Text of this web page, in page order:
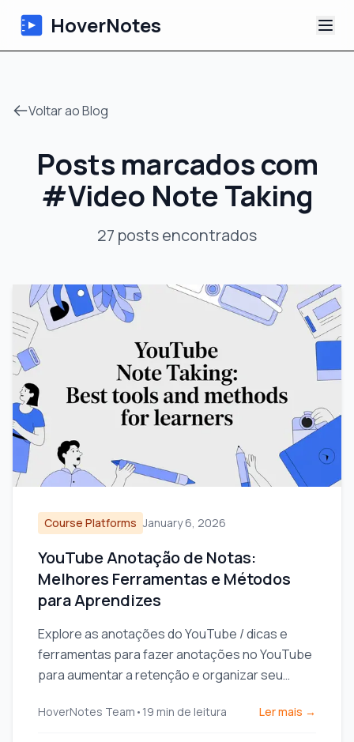
HoverNotes
Notas de Vídeo com IA
Tutoriais
Blog
Voltar ao Blog
Posts marcados com
#Video Note Taking
27 postsencontrados
Course Platforms January 6, 2026
YouTube Anotação de Notas:
Melhores Ferramentas e Métodos
para Aprendizes
Explore as anotações do YouTube / dicas e
ferramentas para fazer anotações no YouTube
para aumentar a retenção e organizar seu
HoverNotes Team • 19 min de leitura Ler mais →